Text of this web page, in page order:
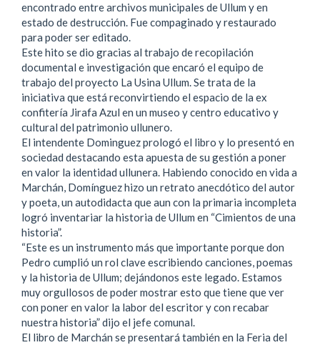
encontrado entre archivos municipales de Ullum y en
estado de destrucción. Fue compaginado y restaurado
para poder ser editado.
Este hito se dio gracias al trabajo de recopilación
documental e investigación que encaró el equipo de
trabajo del proyecto La Usina Ullum. Se trata de la
iniciativa que está reconvirtiendo el espacio de la ex
confitería Jirafa Azul en un museo y centro educativo y
cultural del patrimonio ullunero.
El intendente Dominguez prologó el libro y lo presentó en
sociedad destacando esta apuesta de su gestión a poner
en valor la identidad ullunera. Habiendo conocido en vida a
Marchán, Domínguez hizo un retrato anecdótico del autor
y poeta, un autodidacta que aun con la primaria incompleta
logró inventariar la historia de Ullum en “Cimientos de una
historia”.
“Este es un instrumento más que importante porque don
Pedro cumplió un rol clave escribiendo canciones, poemas
y la historia de Ullum; dejándonos este legado. Estamos
muy orgullosos de poder mostrar esto que tiene que ver
con poner en valor la labor del escritor y con recabar
nuestra historia” dijo el jefe comunal.
El libro de Marchán se presentará también en la Feria del